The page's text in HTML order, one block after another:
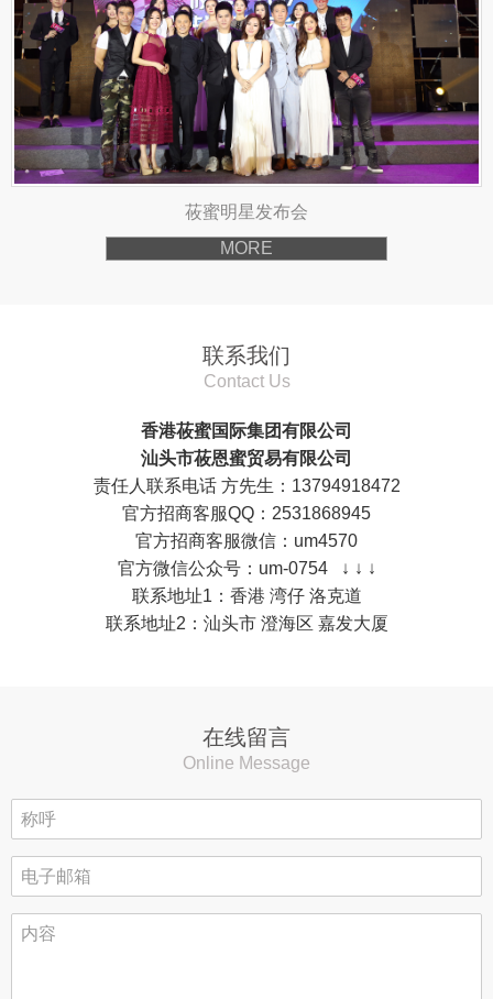
莜蜜明星发布会
MORE
联系我们
Contact Us
香港莜蜜国际集团有限公司
汕头市莜恩蜜贸易有限公司
责任人联系电话 方先生：13794918472
官方招商客服QQ：2531868945
官方招商客服微信：um4570
官方微信公众号：um-0754 ↓ ↓ ↓
联系地址1：香港 湾仔 洛克道
联系地址2：汕头市 澄海区 嘉发大厦
在线留言
Online Message